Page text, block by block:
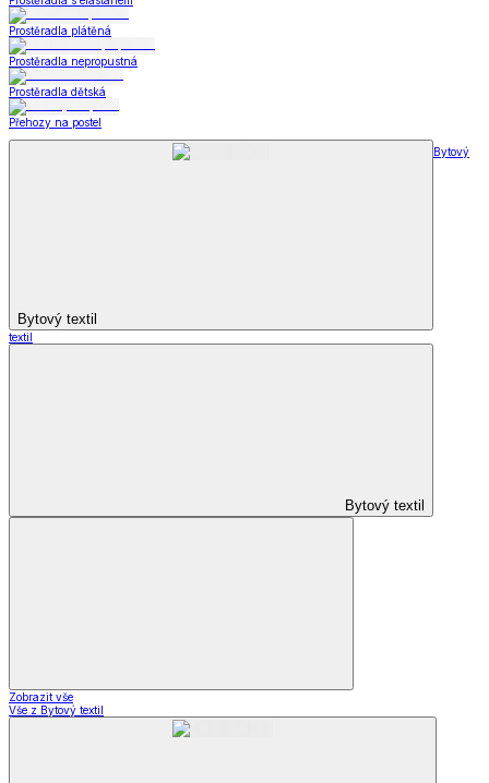
Prostěradla plátěná
Prostěradla nepropustná
Prostěradla dětská
Přehozy na postel
Bytový textil
Bytový
textil
Bytový textil
Zobrazit vše
Vše z Bytový textil